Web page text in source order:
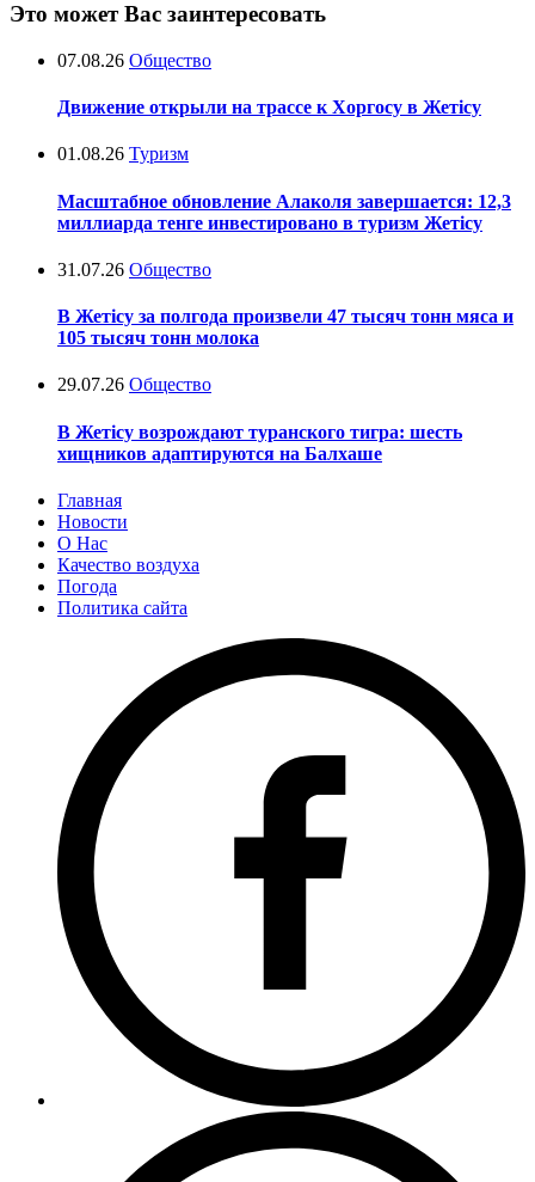
Это может Вас заинтересовать
07.08.26 Общество
Движение открыли на трассе к Хоргосу в Жетісу
01.08.26 Туризм
Масштабное обновление Алаколя завершается: 12,3
миллиарда тенге инвестировано в туризм Жетісу
31.07.26 Общество
В Жетісу за полгода произвели 47 тысяч тонн мяса и
105 тысяч тонн молока
29.07.26 Общество
В Жетісу возрождают туранского тигра: шесть
хищников адаптируются на Балхаше
Главная
Новости
О Нас
Качество воздуха
Погода
Политика сайта